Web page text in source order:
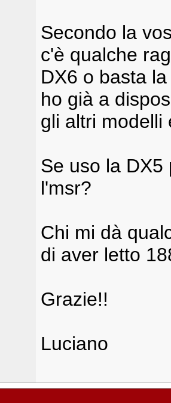
Secondo la
c'è qualche
DX6 o basta
ho già a
gli altri modelli
Se uso la DX5
l'msr?
Chi mi dà
di aver letto
Grazie!!
Luciano